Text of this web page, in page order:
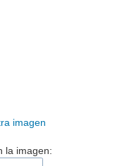
imagen
la imagen: